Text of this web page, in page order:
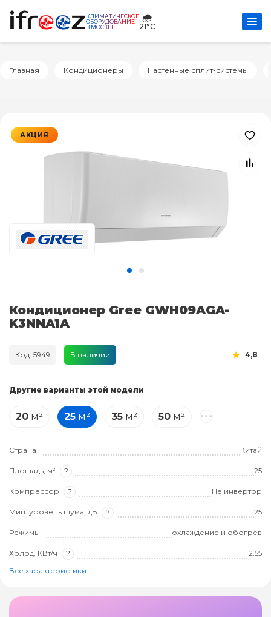
КЛИМАТИЧЕСКОЕ
ОБОРУДОВАНИЕ
В МОСКВЕ
🌧️
21°C
Главная Кондиционеры Настенные сплит-системы
АКЦИЯ
Кондиционер Gree GWH09AGA-
K3NNA1A
Код: 5949 В наличии 4,8
Другие варианты этой модели
20 м² 25 м² 35 м² 50 м²
Страна Китай
Площадь, м² ? 25
Компрессор ? Не инвертор
Мин. уровень шума, дБ ? 25
Режимы охлаждение и обогрев
Холод, КВт/ч ?
2.55
Все характеристики